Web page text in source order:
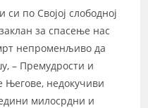
си по Својој слободној
за спасење нас
непроменљиво да
– Премудрости и
Његове, недокучиви
милосрдни и